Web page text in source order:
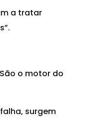
a tratar
o motor do
surgem